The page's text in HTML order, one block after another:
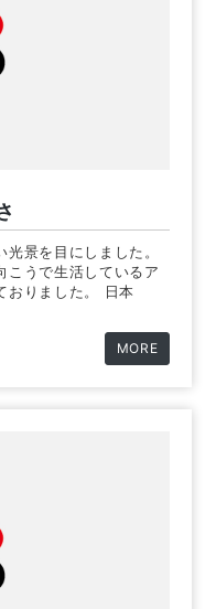
景を目にしました。
こうで生活しているア
おりました。 日本
MORE